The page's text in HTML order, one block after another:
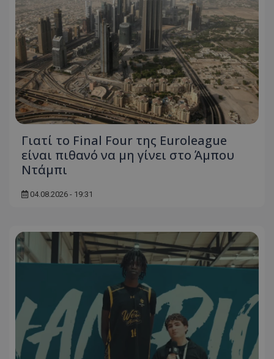
Γιατί το Final Four της Euroleague
είναι πιθανό να μη γίνει στο Άμπου
Ντάμπι
04.08.2026 - 19:31